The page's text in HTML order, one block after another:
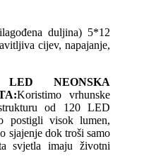
duljina) 5*12
cijev, napajanje,
NEONSKA
Koristimo vrhunske
od 120 LED
postigli visok lumen,
sjajenje dok troši samo
svjetla imaju životni